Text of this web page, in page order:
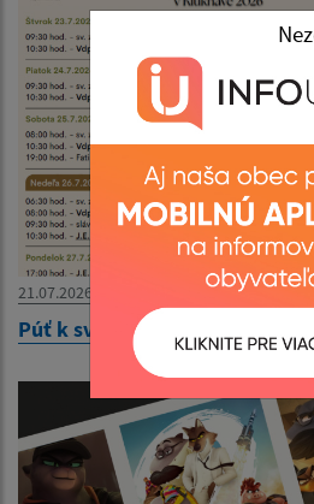
21.07.2026
Púť k sv. Anne 2026